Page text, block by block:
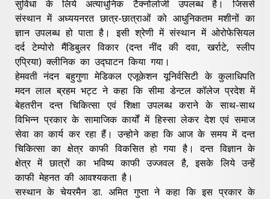
सुविधा के लिये अत्याधुनिक टैक्नोलोजी उपलब्ध है। जिससे
संस्थान में अध्ययनरत छात्र-छात्राओं को आधुनिकतम मशीनों का
ज्ञान उपलब्ध हो पाता है। इसी श्रेणी में संस्थान में ओरोफेसियल
दर्द टेम्पोरो मैंडिबुलर विकार (दन्त नींद की दवा, खर्राटे, स्लीप
एप्रिया) क्लीनिक का उद्घाटन किया गया।
हेमवती नंदन बहुगुणा मेडिकल एजूकेशन यूनिर्वसिटी के कुलाधिपति
मदन लाल ब्रहम भट्ट ने कहा कि सीमा डेन्टल कॉलेज प्रदेश में
बेहतरीन दन्त चिकित्सा एवं शिक्षा उपलब्ध कराने के साथ-साथ
विभिन्न प्रकार के सामाजिक कार्यों में हिस्सा लेकर देश एवं समाज
सेवा का कार्य कर रहा हैं। उन्होने कहा कि आज के समय में दन्त
चिकित्सा का क्षेत्र काफी विकसित हो गया है। दन्त विज्ञान के
क्षेत्र में छात्रों का भविष्य काफी उज्जवल है, इसके लिये उन्हें
काफी मेहनत की आवश्यकता है।
सस्थान के चेयरमैन डा. अमित गुप्ता ने कहा कि इस प्रकार के